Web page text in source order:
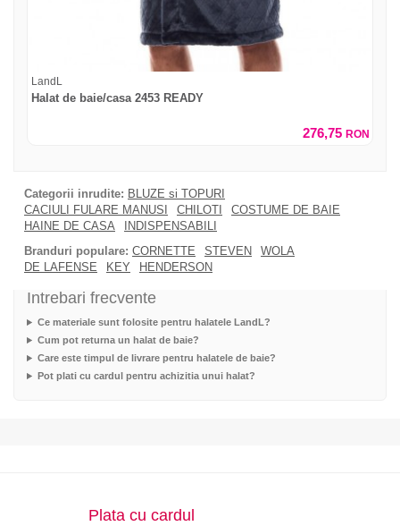
LandL
Halat de baie/casa 2453 READY
276,75 RON
Categorii inrudite: BLUZE si TOPURI
CACIULI FULARE MANUSI
CHILOTI
COSTUME DE BAIE
HAINE DE CASA
INDISPENSABILI
Branduri populare: CORNETTE STEVEN
WOLA
DE LAFENSE
KEY HENDERSON
Intrebari frecvente
Ce materiale sunt folosite pentru halatele LandL?
Cum pot returna un halat de baie?
Care este timpul de livrare pentru halatele de baie?
Pot plati cu cardul pentru achizitia unui halat?
Plata cu cardul